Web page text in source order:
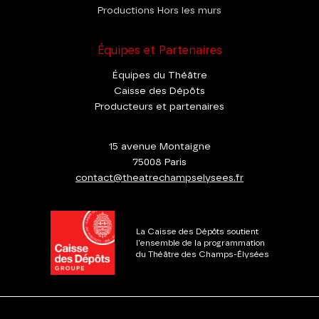
Productions Hors les murs
Équipes et Partenaires
Équipes du Théâtre
Caisse des Dépôts
Producteurs et partenaires
15 avenue Montaigne
75008 Paris
contact@theatrechampselysees.fr
La Caisse des Dépôts soutient
l'ensemble de la programmation
du Théâtre des Champs-Élysées